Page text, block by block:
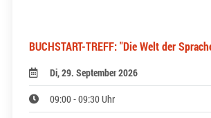
BUCHSTART-TREFF: "Die Welt der
Di, 29. September 2026
09:00 - 09:30 Uhr